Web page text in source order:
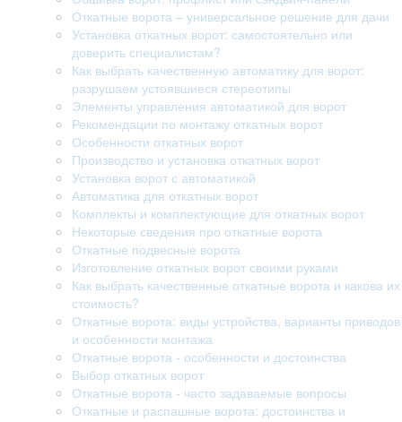
Откатные ворота – универсальное решение для дачи
Установка откатных ворот: самостоятельно или
доверить специалистам?
Как выбрать качественную автоматику для ворот:
разрушаем устоявшиеся стереотипы
Элементы управления автоматикой для ворот
Рекомендации по монтажу откатных ворот
Особенности откатных ворот
Производство и установка откатных ворот
Установка ворот с автоматикой
Автоматика для откатных ворот
Комплекты и комплектующие для откатных ворот
Некоторые сведения про откатные ворота
Откатные подвесные ворота
Изготовление откатных ворот своими руками
Как выбрать качественные откатные ворота и какова их
стоимость?
Откатные ворота: виды устройства, варианты приводов
и особенности монтажа
Откатные ворота - особенности и достоинства
Выбор откатных ворот
Откатные ворота - часто задаваемые вопросы
Откатные и распашные ворота: достоинства и